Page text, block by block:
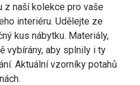
z naší kolekce pro vaše
interiéru. Udělejte ze
kus nábytku. Materiály,
vybírány, aby splnily i ty
Aktuální vzorníky potahů